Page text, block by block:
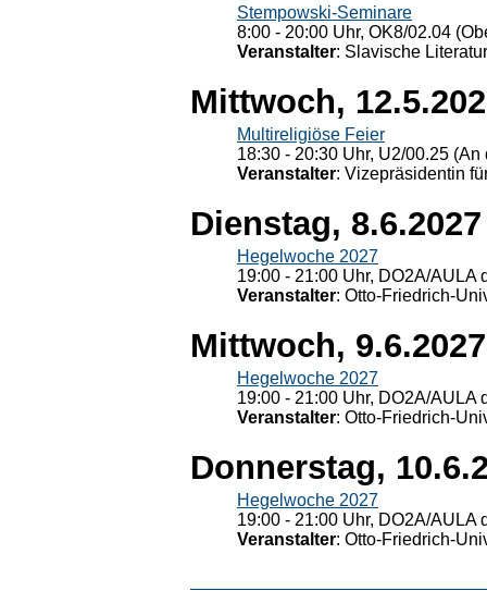
Stempowski-Seminare
8:00 - 20:00 Uhr, OK8/02.04
Veranstalter: Slavische
Mittwoch,
Multireligiöse Feier
18:30 - 20:30 Uhr, U2/00.25
Veranstalter: Vizepräsidentin
Dienstag, 8.6.2027
Hegelwoche 2027
19:00 - 21:00 Uhr, DO2A/
Veranstalter: Otto-Friedrich-
Mittwoch, 9.6.2027
Hegelwoche 2027
19:00 - 21:00 Uhr, DO2A/
Veranstalter: Otto-Friedrich-
Donnerstag,
Hegelwoche 2027
19:00 - 21:00 Uhr, DO2A/
Veranstalter: Otto-Friedrich-